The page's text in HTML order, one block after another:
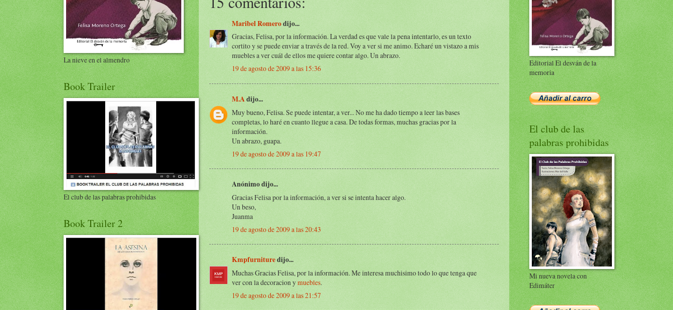
Maribel Romerodijo...
Gracias, Felisa, por la información. La verdad es que vale la pena intentarlo, es un texto
cortito y se puede enviar a través de la red. Voy a ver si me animo. Echaré un vistazo a mis
muebles a ver cuál de ellos me quiere contar algo. Un abrazo.
19 de agosto de 2009 a las 15:36
M.Adijo...
Muy bueno, Felisa. Se puede intentar, a ver... No me ha dado tiempo a leer las bases
completas, lo haré en cuanto llegue a casa. De todas formas, muchas gracias por la
información.
Un abrazo, guapa.
19 de agosto de 2009 a las 19:47
Anónimo dijo...
Gracias Felisa por la información, a ver si se intenta hacer algo.
Un beso,
Juanma
19 de agosto de 2009 a las 20:43
Kmpfurnituredijo...
Muchas Gracias Felisa, por la información. Me interesa muchisimo todo lo que tenga que
ver con la decoracion ymuebles.
19 de agosto de 2009 a las 21:57
La nieve en el almendro
Book Trailer
El club de las palabras prohibidas
Book Trailer 2
Editorial El desván de la
memoria
El club de las
palabras prohibidas
Mi nueva novela con
Edimáter